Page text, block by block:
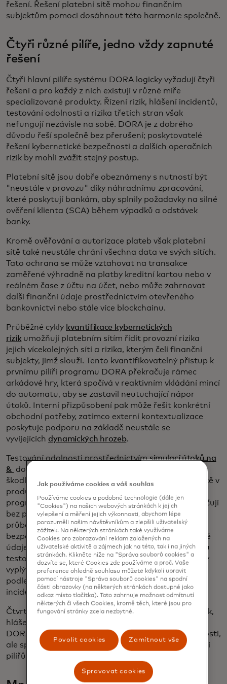
řešení. Řešení platební sítě mohou finančním
subjektům pomoci dosáhnout této harmonie společně.
Čtyři různé pilíře, jedno vždy zapnuté
řešení
Čtyři hlavní pilíře systému DORA logicky vyžadují čtyři
řešení a pro každý z nich existují v různé míře
specializované produkty. Řízení rizik, hlášení incidentů,
testování odolnosti a rizika třetích stran však
nefungují nezávisle na sobě. DORA je z dobrého
důvodu řeší společně bez přerušení; poskytovatelé
řešení kybernetické bezpečnosti a dalších operačních
rizik by mohli zvážit stejný postup.
Platební sítě jsou dobře obeznámeny s nutností být
"neustále v provozu" díky náhradnímu zpracování,
které poskytují bankám, aby splnily požadavky na silné
ověření klienta (SCA) během výpadků a odstávek
banky.
Kromě ověřování a autorizace plateb však platební
sítě také neustále chrání všechna data ve svých sítích.
Tato ochrana se může vztahovat na transakce
zaměřené výhradně na platby kreditní kartou nebo v
reálném čase z účtu na účet, nebo může zahrnovat
další finanční údaje prostřednictvím otevřeného
bankovnictví nebo stále více blockchainu.
Průběžné cykly kvantifikace kybernetických
rizik umožňují platebním sítím řídit provozní rizika
jejich vícekolejných sítí a rizika, kterým čelí finanční
subjekty, jimž slouží. Tento kvantifikovatelný přístup k
prvnímu pilíři programu DORA překračuje rámec
arkádové hry, která spočívá v reaktivním vkládání mincí
do automatu, aby se zastavil neutuchající nápor
útoků. Interní přizpůsobení pak může řešit konkrétní
obchodní potřeby, zatímco externí kontextualizace
poskytuje podporu na základě neustále se
vyvíjejících dynamických hrozeb.
Testování odolnosti prostřednictvímsimulací útoků na
&
doplňuje řízení rizik tím, že napodobuje chování
škodlivých aktérů. Simulace mohou běžet nepřetržitě v
produkčním prostředí organizace a řešit druhý pilíř
programu DORA, zatímco obchodní operace pokračují
bez přerušení. Mohou také sloužit jako systém
průběžného ověřování, který sleduje účinnost
bezpečnostních kontrol. Výsledky poskytují rozšířené
údaje pro řízení rizik, které následně slouží k dalšímu
testování odolnosti v rámci pozitivních cyklů. Zprávy
vyplývající z průběžného testování pak mohou být
podle potřeby využity v mechanismech hlášení
incidentů pro třetí pilíř DORA.
Čtvrtý pilíř, riziko třetí strany, následuje po řízení rizik,
hlášení incidentů a testování odolnosti v programu
DORA. Zdá se, že tato pozice není odrazem důležitosti,
ale spíše uznáním toho, jak je základem ostatních tří
pilířů finančního ekosystému.
Jak používáme cookies a váš souhlas
Používáme cookies a podobné technologie (dále jen
"Cookies") na našich webových stránkách k jejich
vylepšení a měření jejich výkonnosti, abychom lépe
porozuměli našim návštěvníkům a zlepšili uživatelský
zážitek. Na některých stránkách také využíváme
Cookies pro zobrazování reklam založených na
uživatelské aktivitě a zájmech jak na této, tak i na jiných
stránkách. Klikněte níže na "Správa souborů cookies" a
dozvíte se, které Cookies zde používáme a proč. Vaše
preference ohledně souhlasu můžete kdykoli upravit
pomocí nástroje "Správa souborů cookies" na spodní
části obrazovky (na některých stránkách dostupné jako
odkaz místo tlačítka). Toto zahrnuje možnost odmítnutí
některých či všech Cookies, kromě těch, které jsou pro
fungování stránky zcela nezbytné.
Povolit cookies Zamítnout vše
Spravovat cookies